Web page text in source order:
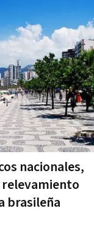
nacionales,
relevamiento
brasileña